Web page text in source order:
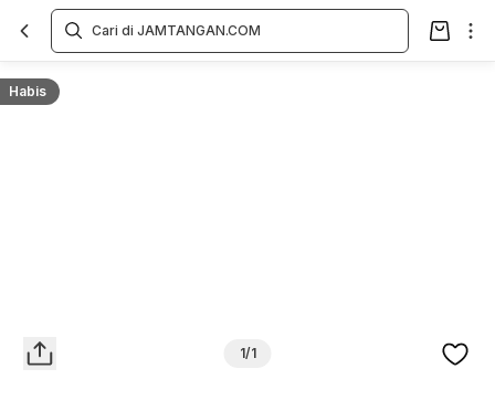
Habis
1/1
Overview